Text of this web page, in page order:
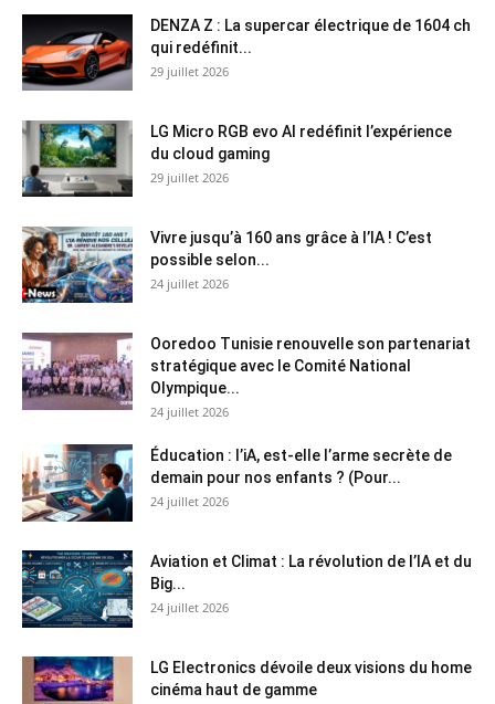
DENZA Z : La supercar électrique de 1604 ch
qui redéfinit...
29 juillet 2026
LG Micro RGB evo AI redéfinit l’expérience
du cloud gaming
29 juillet 2026
Vivre jusqu’à 160 ans grâce à l’IA ! C’est
possible selon...
24 juillet 2026
Ooredoo Tunisie renouvelle son partenariat
stratégique avec le Comité National
Olympique...
24 juillet 2026
Éducation : l’iA, est-elle l’arme secrète de
demain pour nos enfants ? (Pour...
24 juillet 2026
Aviation et Climat : La révolution de l’IA et du
Big...
24 juillet 2026
LG Electronics dévoile deux visions du home
cinéma haut de gamme